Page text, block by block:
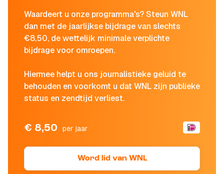
Waardeert u onze programma's? Steun WNL
dan met de jaarlijkse bijdrage van slechts
€8,50, de wettelijk minimale verplichte
bijdrage voor omroepen.
Hiermee helpt u ons journalistieke geluid te
behouden en voorkomt u dat WNL zijn publieke
status en zendtijd verliest.
€ 8,50 per jaar
Word lid van WNL